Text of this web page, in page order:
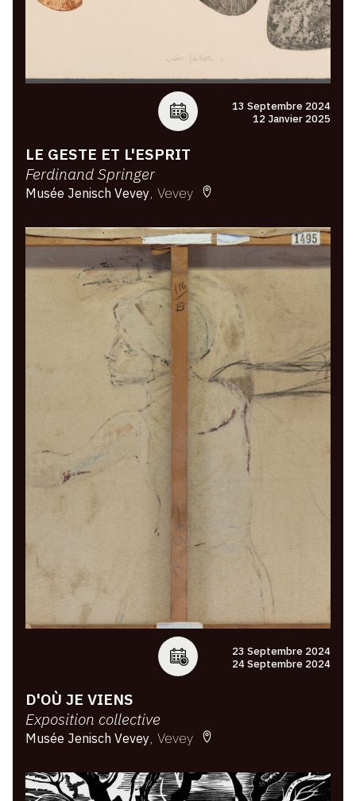
13 Septembre 2024
12 Janvier 2025
LE GESTE ET L'ESPRIT
Ferdinand Springer
Musée Jenisch Vevey Vevey
23 Septembre 2024
24 Septembre 2024
D'OÙ JE VIENS
Exposition collective
Musée Jenisch Vevey Vevey